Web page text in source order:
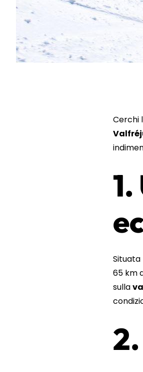
Cerchi
Situata
65 km
sulla